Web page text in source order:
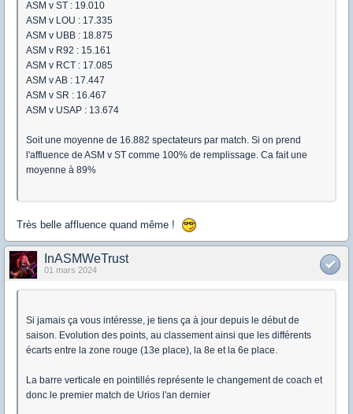
ASM v ST : 19.010
ASM v LOU : 17.335
ASM v UBB : 18.875
ASM v R92 : 15.161
ASM v RCT : 17.085
ASM v AB : 17.447
ASM v SR : 16.467
ASM v USAP : 13.674
Soit une moyenne de 16.882 spectateurs par match. Si on prend
l'affluence de ASM v ST comme 100% de remplissage. Ca fait une
moyenne à 89%
Très belle affluence quand même !
InASMWeTrust
01 mars 2024
Si jamais ça vous intéresse, je tiens ça à jour depuis le début de
saison. Evolution des points, au classement ainsi que les différents
écarts entre la zone rouge (13e place), la 8e et la 6e place.
La barre verticale en pointillés représente le changement de coach et
donc le premier match de Urios l'an dernier